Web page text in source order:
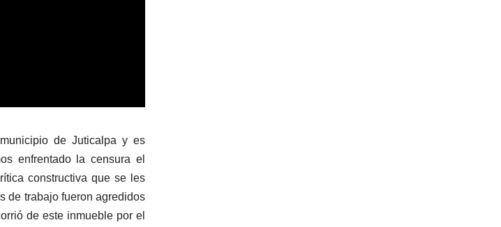
de Juticalpa y es
enfrentado la censura el
constructiva que se les
de trabajo fueron agredidos
de este inmueble por el